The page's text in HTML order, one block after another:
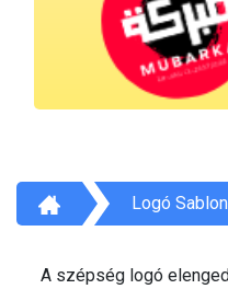
Logó
A szépség logó